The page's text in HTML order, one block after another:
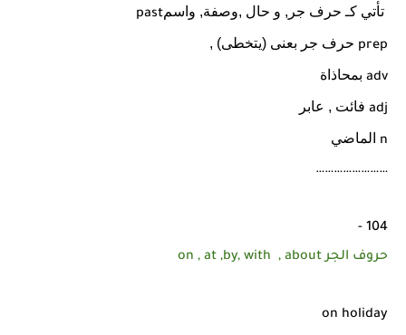
تأتي كـ حرف جر, و حال ,وصفة, واسمpast
prep حرف جر بعنى (يتخطى) ,
adv بمحاذاة
adj فائت , عابر
n الماضي
……………………
104 -
حروف الجر on , at ,by, with , about
on holiday